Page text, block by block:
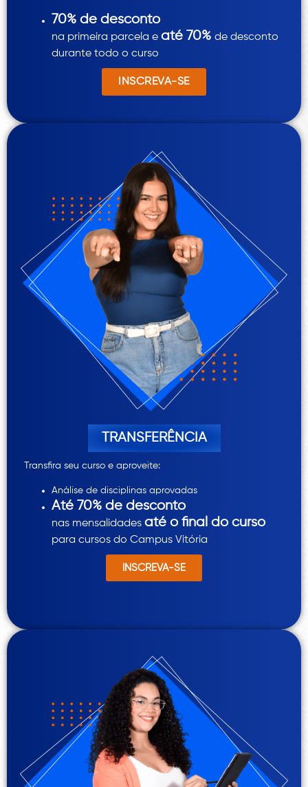
70% de desconto
na primeira parcela e até 70% de desconto
durante todo o curso
INSCREVA-SE
TRANSFERÊNCIA
Transfira seu curso e aproveite:
Análise de disciplinas aprovadas
Até 70% de desconto
nas mensalidades até o final do curso
para cursos do Campus Vitória
INSCREVA-SE